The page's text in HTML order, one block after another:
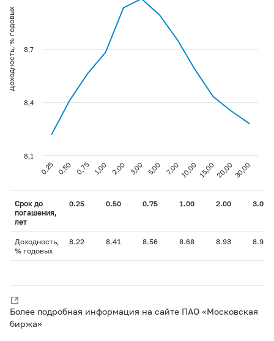
Доходность, % годовых
0,25 0,50 0,75 1,00 2,00 3,00 5,00 7,00 10,00 15,0020,0030,00
8,1
8,4
8,7
Срок до
погашения,
лет
0.25 0.50 0.75 1.00 2.00 3.00
Доходность,
% годовых
8.22 8.41 8.56 8.68 8.93 8.98
Более подробная информация на сайте ПАО «Московская
биржа»